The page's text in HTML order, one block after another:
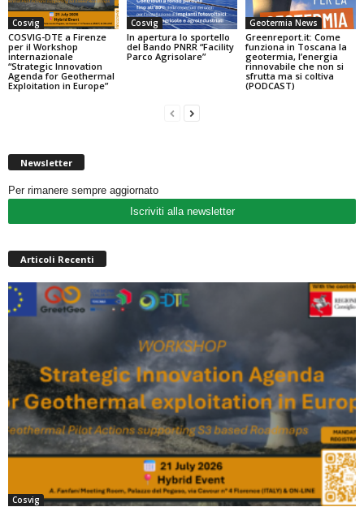
Cosvig
COSVIG-DTE a Firenze
per il Workshop
internazionale
“Strategic Innovation
Agenda for Geothermal
Exploitation in Europe”
Cosvig
In apertura lo sportello
del Bando PNRR “Facility
Parco Agrisolare”
Geotermia News
Greenreport.it: Come
funziona in Toscana la
geotermia, l’energia
rinnovabile che non si
sfrutta ma si coltiva
(PODCAST)
Newsletter
Per rimanere sempre aggiornato
Iscriviti alla newsletter
Articoli Recenti
Cosvig